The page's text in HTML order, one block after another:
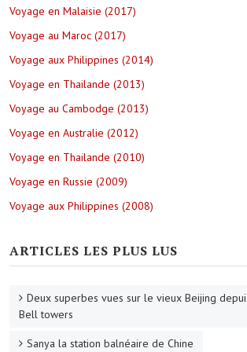
Voyage en Malaisie (2017)
Voyage au Maroc (2017)
Voyage aux Philippines (2014)
Voyage en Thailande (2013)
Voyage au Cambodge (2013)
Voyage en Australie (2012)
Voyage en Thailande (2010)
Voyage en Russie (2009)
Voyage aux Philippines (2008)
ARTICLES LES PLUS LUS
Deux superbes vues sur le vieux Beijing
Bell towers
Sanya la station balnéaire de Chine